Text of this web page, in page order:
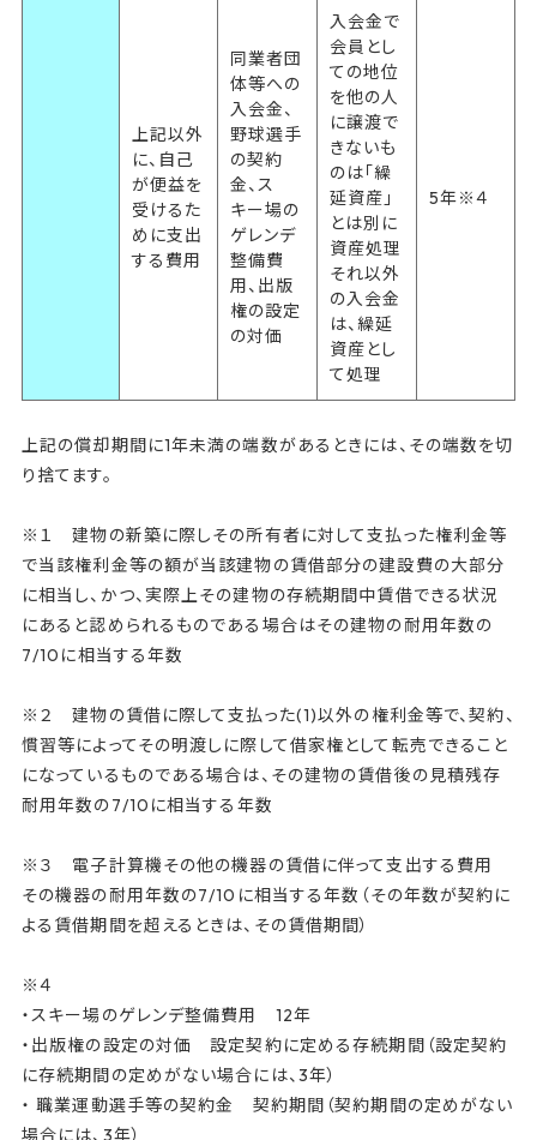
上記以外
に、自己
が便益を
受けるた
めに支出
する費用
同業者団
体等への
入会金、
野球選手
の契約
金、ス
キー場の
ゲレンデ
整備費
用、出版
権の設定
の対価
入会金で
会員とし
ての地位
を他の人
に譲渡で
きないも
のは「繰
延資産」
とは別に
資産処理
それ以外
の入会金
は、繰延
資産とし
て処理
5年※４
上記の償却期間に1年未満の端数があるときには、その端数を切
り捨てます。
※１ 建物の新築に際しその所有者に対して支払った権利金等
で当該権利金等の額が当該建物の賃借部分の建設費の大部分
に相当し、かつ、実際上その建物の存続期間中賃借できる状況
にあると認められるものである場合はその建物の耐用年数の
7/10に相当する年数
※２ 建物の賃借に際して支払った(1)以外の権利金等で、契約、
慣習等によってその明渡しに際して借家権として転売できること
になっているものである場合は、その建物の賃借後の見積残存
耐用年数の7/10に相当する年数
※３ 電子計算機その他の機器の賃借に伴って支出する費用
その機器の耐用年数の7/10に相当する年数（その年数が契約に
よる賃借期間を超えるときは、その賃借期間）
※４
・スキー場のゲレンデ整備費用 12年
・出版権の設定の対価 設定契約に定める存続期間（設定契約
に存続期間の定めがない場合には、3年）
・ 職業運動選手等の契約金 契約期間（契約期間の定めがない
場合には、3年）